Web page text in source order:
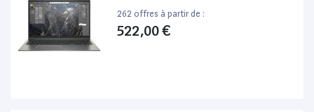
262 offres à partir de :
522,00 €